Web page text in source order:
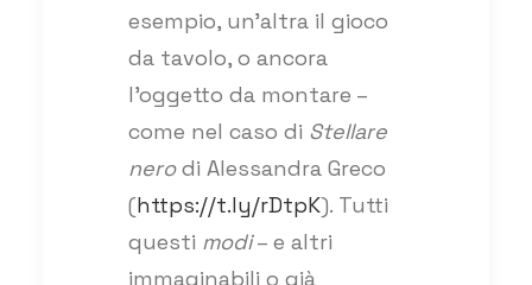
esempio, un’altra il gioco
da tavolo, o ancora
l’oggetto da montare –
come nel caso di Stellare
nerodi Alessandra Greco
(https://t.ly/rDtpK). Tutti
questi modi– e altri
immaginabili o già